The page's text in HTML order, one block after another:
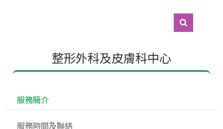
整形外科及皮膚科中心
服務簡介
服務時間及聯絡